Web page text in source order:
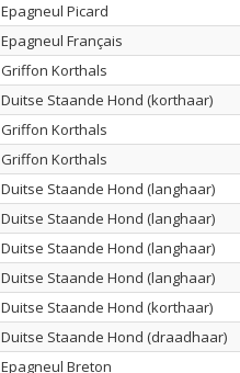
Epagneul Picard
Epagneul Français
Griffon Korthals
Duitse Staande Hond (korthaar)
Griffon Korthals
Griffon Korthals
Duitse Staande Hond (langhaar)
Duitse Staande Hond (langhaar)
Duitse Staande Hond (langhaar)
Duitse Staande Hond (langhaar)
Duitse Staande Hond (korthaar)
Duitse Staande Hond (draadhaar)
Epagneul Breton